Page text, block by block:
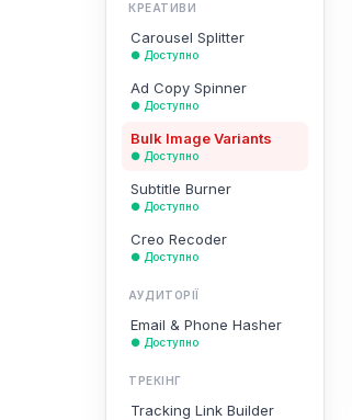
КРЕАТИВИ
Carousel Splitter
● Доступно
Ad Copy Spinner
● Доступно
Bulk Image Variants
● Доступно
Subtitle Burner
● Доступно
Creo Recoder
● Доступно
АУДИТОРІЇ
Email & Phone Hasher
● Доступно
ТРЕКІНГ
Tracking Link Builder